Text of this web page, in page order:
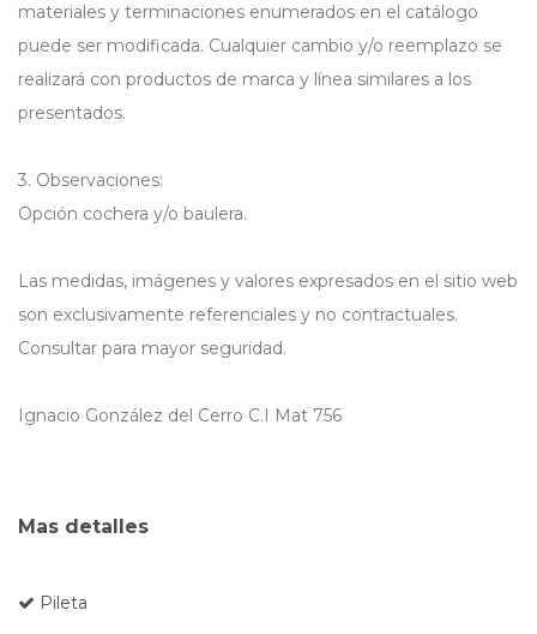
materiales y terminaciones enumerados en el catálogo
puede ser modificada. Cualquier cambio y/o reemplazo se
realizará con productos de marca y línea similares a los
presentados.
3. Observaciones:
Opción cochera y/o baulera.
Las medidas, imágenes y valores expresados en el sitio web
son exclusivamente referenciales y no contractuales.
Consultar para mayor seguridad.
Ignacio González del Cerro C.I Mat 756
Mas detalles
Pileta